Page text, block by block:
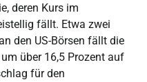
deren Kurs im
fällt. Etwa zwei
den US-Börsen fällt die
über 16,5 Prozent auf
für den